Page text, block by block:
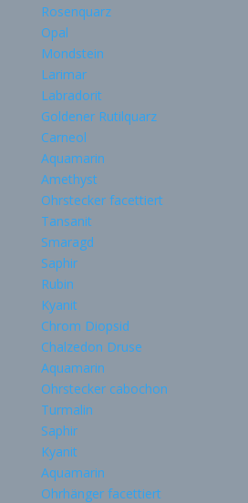
Rosenquarz
Opal
Mondstein
Larimar
Labradorit
Goldener Rutilquarz
Carneol
Aquamarin
Amethyst
Ohrstecker facettiert
Tansanit
Smaragd
Saphir
Rubin
Kyanit
Chrom Diopsid
Chalzedon Druse
Aquamarin
Ohrstecker cabochon
Turmalin
Saphir
Kyanit
Aquamarin
Ohrhänger facettiert